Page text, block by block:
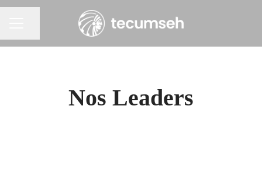
Partager la page
Nos Leaders